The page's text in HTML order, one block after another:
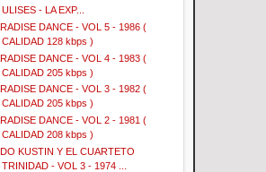
ULISES - LA EXP...
DANCE - VOL 5 - 1986 (
CALIDAD 128 kbps )
DANCE - VOL 4 - 1983 (
CALIDAD 205 kbps )
DANCE - VOL 3 - 1982 (
CALIDAD 205 kbps )
DANCE - VOL 2 - 1981 (
CALIDAD 208 kbps )
KUSTIN Y EL CUARTETO
TRINIDAD - VOL 3 - 1974 ...